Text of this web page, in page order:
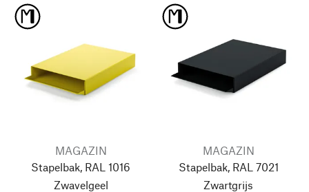
MAGAZIN
Stapelbak, RAL 1016
Zwavelgeel
MAGAZIN
Stapelbak, RAL 7021
Zwartgrijs